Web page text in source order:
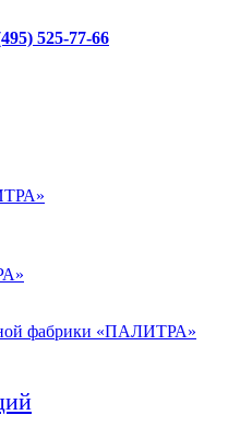
525-77-66